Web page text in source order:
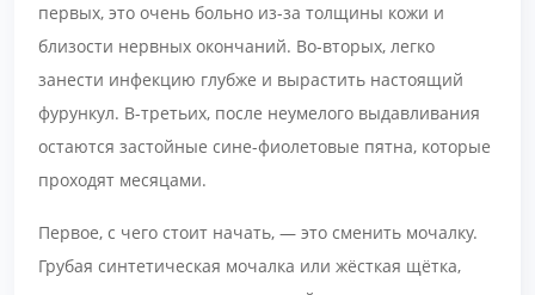
первых, это очень больно из-за толщины кожи и
близости нервных окончаний. Во-вторых, легко
занести инфекцию глубже и вырастить настоящий
фурункул. В-третьих, после неумелого выдавливания
остаются застойные сине-фиолетовые пятна, которые
проходят месяцами.
Первое, с чего стоит начать, — это сменить мочалку.
Грубая синтетическая мочалка или жёсткая щётка,